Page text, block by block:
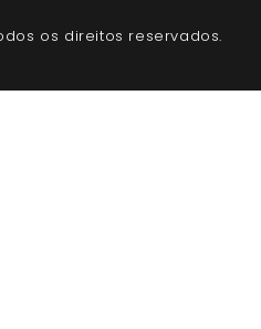
os direitos reservados.